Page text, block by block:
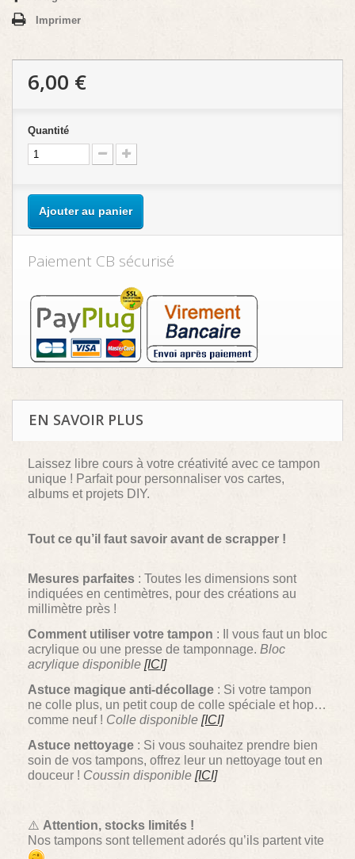
Imprimer
6,00 €
Quantité
Ajouter au panier
Paiement CB sécurisé
EN SAVOIR PLUS
Laissez libre cours à votre créativité avec ce tampon
unique ! Parfait pour personnaliser vos cartes,
albums et projets DIY.
Tout ce qu’il faut savoir avant de scrapper !
Mesures parfaites : Toutes les dimensions sont
indiquées en centimètres, pour des créations au
millimètre près !
Comment utiliser votre tampon : Il vous faut un bloc
acrylique ou une presse de tamponnage. Bloc
acrylique disponible [ICI]
Astuce magique anti-décollage : Si votre tampon
ne colle plus, un petit coup de colle spéciale et hop…
comme neuf ! Colle disponible [ICI]
Astuce nettoyage : Si vous souhaitez prendre bien
soin de vos tampons, offrez leur un nettoyage tout en
douceur ! Coussin disponible [ICI]
⚠️ Attention, stocks limités !
Nos tampons sont tellement adorés qu’ils partent vite